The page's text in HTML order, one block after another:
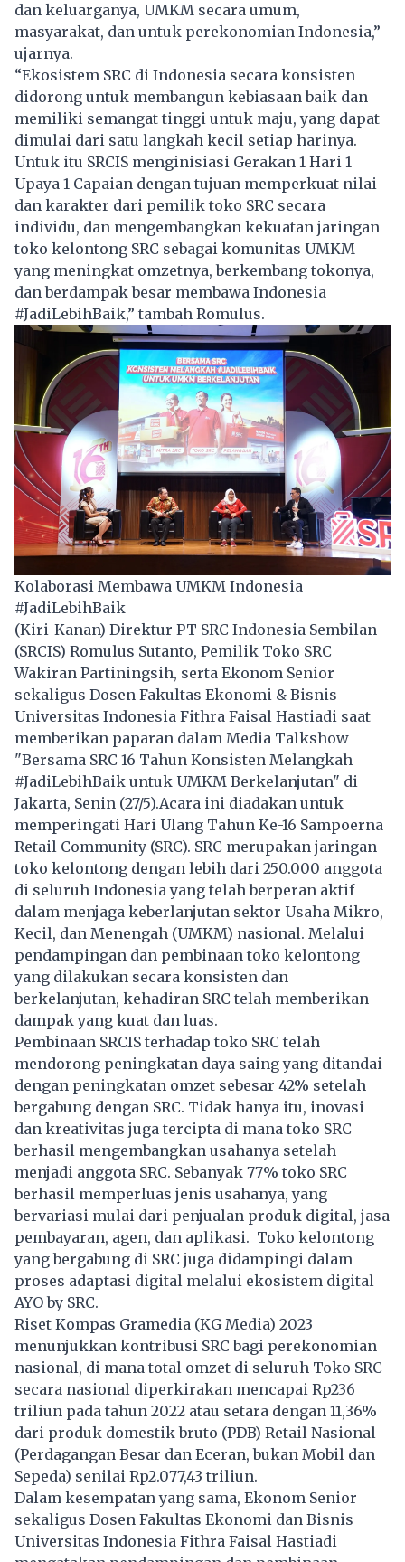
dan keluarganya, UMKM secara umum,
masyarakat, dan untuk perekonomian Indonesia,”
ujarnya.
“Ekosistem SRC di Indonesia secara konsisten
didorong untuk membangun kebiasaan baik dan
memiliki semangat tinggi untuk maju, yang dapat
dimulai dari satu langkah kecil setiap harinya.
Untuk itu SRCIS menginisiasi Gerakan 1 Hari 1
Upaya 1 Capaian dengan tujuan memperkuat nilai
dan karakter dari pemilik toko SRC secara
individu, dan mengembangkan kekuatan jaringan
toko kelontong SRC sebagai komunitas UMKM
yang meningkat omzetnya, berkembang tokonya,
dan berdampak besar membawa Indonesia
#JadiLebihBaik,” tambah Romulus.
Kolaborasi Membawa UMKM Indonesia
#JadiLebihBaik
(Kiri-Kanan) Direktur PT SRC Indonesia Sembilan
(SRCIS) Romulus Sutanto, Pemilik Toko SRC
Wakiran Partiningsih, serta Ekonom Senior
sekaligus Dosen Fakultas Ekonomi & Bisnis
Universitas Indonesia Fithra Faisal Hastiadi saat
memberikan paparan dalam Media Talkshow
"Bersama SRC 16 Tahun Konsisten Melangkah
#JadiLebihBaik untuk UMKM Berkelanjutan" di
Jakarta, Senin (27/5).Acara ini diadakan untuk
memperingati Hari Ulang Tahun Ke-16 Sampoerna
Retail Community (SRC). SRC merupakan jaringan
toko kelontong dengan lebih dari 250.000 anggota
di seluruh Indonesia yang telah berperan aktif
dalam menjaga keberlanjutan sektor Usaha Mikro,
Kecil, dan Menengah (UMKM) nasional. Melalui
pendampingan dan pembinaan toko kelontong
yang dilakukan secara konsisten dan
berkelanjutan, kehadiran SRC telah memberikan
dampak yang kuat dan luas.
Pembinaan SRCIS terhadap toko SRC telah
mendorong peningkatan daya saing yang ditandai
dengan peningkatan omzet sebesar 42% setelah
bergabung dengan SRC. Tidak hanya itu, inovasi
dan kreativitas juga tercipta di mana toko SRC
berhasil mengembangkan usahanya setelah
menjadi anggota SRC. Sebanyak 77% toko SRC
berhasil memperluas jenis usahanya, yang
bervariasi mulai dari penjualan produk digital, jasa
pembayaran, agen, dan aplikasi. Toko kelontong
yang bergabung di SRC juga didampingi dalam
proses adaptasi digital melalui ekosistem digital
AYO by SRC.
Riset Kompas Gramedia (KG Media) 2023
menunjukkan kontribusi SRC bagi perekonomian
nasional, di mana total omzet di seluruh Toko SRC
secara nasional diperkirakan mencapai Rp236
triliun pada tahun 2022 atau setara dengan 11,36%
dari produk domestik bruto (PDB) Retail Nasional
(Perdagangan Besar dan Eceran, bukan Mobil dan
Sepeda) senilai Rp2.077,43 triliun.
Dalam kesempatan yang sama, Ekonom Senior
sekaligus Dosen Fakultas Ekonomi dan Bisnis
Universitas Indonesia Fithra Faisal Hastiadi